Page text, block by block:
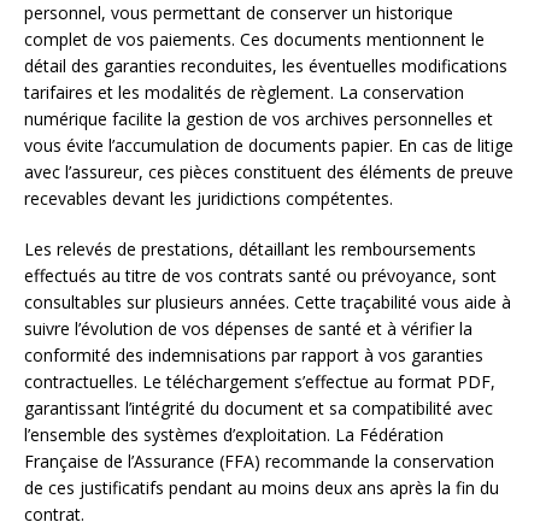
personnel, vous permettant de conserver un historique
complet de vos paiements. Ces documents mentionnent le
détail des garanties reconduites, les éventuelles modifications
tarifaires et les modalités de règlement. La conservation
numérique facilite la gestion de vos archives personnelles et
vous évite l’accumulation de documents papier. En cas de litige
avec l’assureur, ces pièces constituent des éléments de preuve
recevables devant les juridictions compétentes.
Les relevés de prestations, détaillant les remboursements
effectués au titre de vos contrats santé ou prévoyance, sont
consultables sur plusieurs années. Cette traçabilité vous aide à
suivre l’évolution de vos dépenses de santé et à vérifier la
conformité des indemnisations par rapport à vos garanties
contractuelles. Le téléchargement s’effectue au format PDF,
garantissant l’intégrité du document et sa compatibilité avec
l’ensemble des systèmes d’exploitation. La Fédération
Française de l’Assurance (FFA) recommande la conservation
de ces justificatifs pendant au moins deux ans après la fin du
contrat.